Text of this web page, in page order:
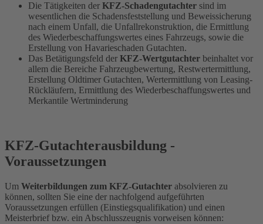
Die Tätigkeiten der KFZ-Schadengutachter sind im
wesentlichen die Schadensfeststellung und Beweissicherung
nach einem Unfall, die Unfallrekonstruktion, die Ermittlung
des Wiederbeschaffungswertes eines Fahrzeugs, sowie die
Erstellung von Havarieschaden Gutachten.
Das Betätigungsfeld der KFZ-Wertgutachter beinhaltet vor
allem die Bereiche Fahrzeugbewertung, Restwertermittlung,
Erstellung Oldtimer Gutachten, Wertermittlung von Leasing-
Rückläufern, Ermittlung des Wiederbeschaffungswertes und
Merkantile Wertminderung
KFZ-Gutachterausbildung -
Voraussetzungen
Um Weiterbildungen zum KFZ-Gutachter absolvieren zu
können, sollten Sie eine der nachfolgend aufgeführten
Voraussetzungen erfüllen (Einstiegsqualifikation) und einen
Meisterbrief bzw. ein Abschlusszeugnis vorweisen können: